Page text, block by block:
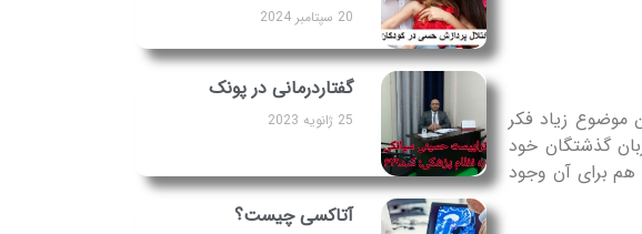
موضوع زیاد فکر
گذشتگان خود
برای آن وجود
20 سپتامبر 2024
گفتاردرمانی در پونک
25 ژانویه 2023
آتاکسی چیست؟